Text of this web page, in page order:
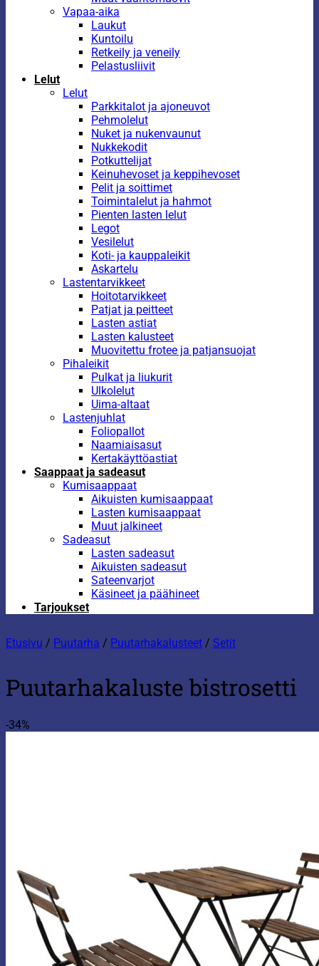
Vapaa-aika
Laukut
Kuntoilu
Retkeily ja veneily
Pelastusliivit
Lelut
Lelut
Parkkitalot ja ajoneuvot
Pehmolelut
Nuket ja nukenvaunut
Nukkekodit
Potkuttelijat
Keinuhevoset ja keppihevoset
Pelit ja soittimet
Toimintalelut ja hahmot
Pienten lasten lelut
Legot
Vesilelut
Koti- ja kauppaleikit
Askartelu
Lastentarvikkeet
Hoitotarvikkeet
Patjat ja peitteet
Lasten astiat
Lasten kalusteet
Muovitettu frotee ja patjansuojat
Pihaleikit
Pulkat ja liukurit
Ulkolelut
Uima-altaat
Lastenjuhlat
Foliopallot
Naamiaisasut
Kertakäyttöastiat
Saappaat ja sadeasut
Kumisaappaat
Aikuisten kumisaappaat
Lasten kumisaappaat
Muut jalkineet
Sadeasut
Lasten sadeasut
Aikuisten sadeasut
Sateenvarjot
Käsineet ja päähineet
Tarjoukset
Etusivu / Puutarha / Puutarhakalusteet / Setit
Puutarhakaluste bistrosetti
-34%